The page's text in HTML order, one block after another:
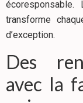
écoresponsable.
transforme
d’exception.
Des
avec la